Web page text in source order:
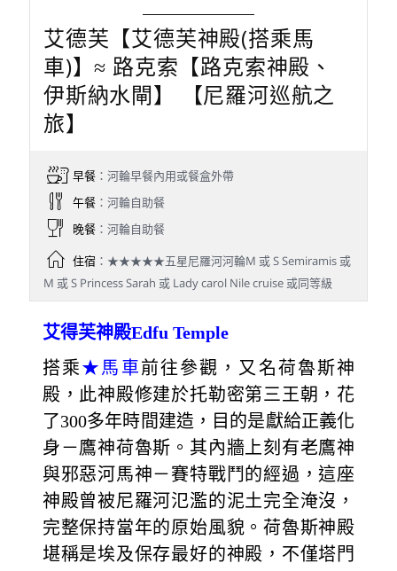
艾德芙【艾德芙神殿(搭乘馬
車)】≈ 路克索【路克索神殿、
伊斯納水閘】 【尼羅河巡航之
旅】
早餐：河輪早餐內用或餐盒外帶
午餐：河輪自助餐
晚餐：河輪自助餐
住宿：★★★★★五星尼羅河河輪M 或 S Semiramis 或
M 或 S Princess Sarah 或 Lady carol Nile cruise 或同等級
艾得芙神殿Edfu Temple
搭乘★馬車前往參觀，又名荷魯斯神
殿，此神殿修建於托勒密第三王朝，花
了300多年時間建造，目的是獻給正義化
身－鷹神荷魯斯。其內牆上刻有老鷹神
與邪惡河馬神－賽特戰鬥的經過，這座
神殿曾被尼羅河氾濫的泥土完全淹沒，
完整保持當年的原始風貌。荷魯斯神殿
堪稱是埃及保存最好的神殿，不僅塔門